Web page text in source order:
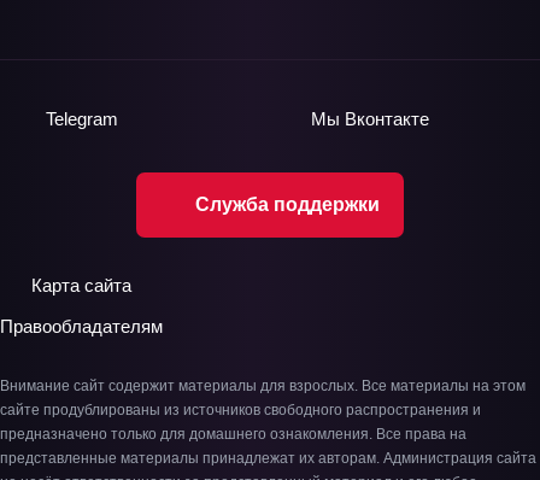
Служба поддержки
Telegram Мы Вконтакте
Карта сайта
Правообладателям
Внимание сайт содержит материалы для взрослых. Все материалы на этом
сайте продублированы из источников свободного распространения и
предназначено только для домашнего ознакомления. Все права на
представленные материалы принадлежат их авторам. Администрация сайта